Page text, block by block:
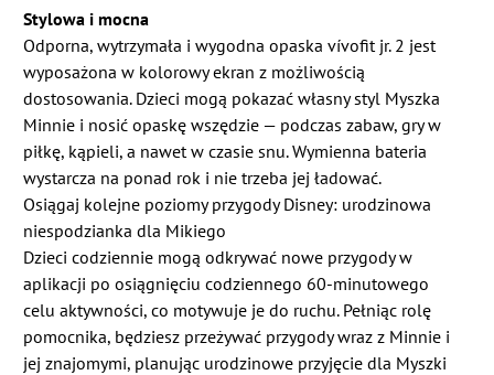
Stylowa i mocna
Odporna, wytrzymała i wygodna opaska vívofit jr. 2 jest
wyposażona w kolorowy ekran z możliwością
dostosowania. Dzieci mogą pokazać własny styl Myszka
Minnie i nosić opaskę wszędzie — podczas zabaw, gry w
piłkę, kąpieli, a nawet w czasie snu. Wymienna bateria
wystarcza na ponad rok i nie trzeba jej ładować.
Osiągaj kolejne poziomy przygody Disney: urodzinowa
niespodzianka dla Mikiego
Dzieci codziennie mogą odkrywać nowe przygody w
aplikacji po osiągnięciu codziennego 60-minutowego
celu aktywności, co motywuje je do ruchu. Pełniąc rolę
pomocnika, będziesz przeżywać przygody wraz z Minnie i
jej znajomymi, planując urodzinowe przyjęcie dla Myszki